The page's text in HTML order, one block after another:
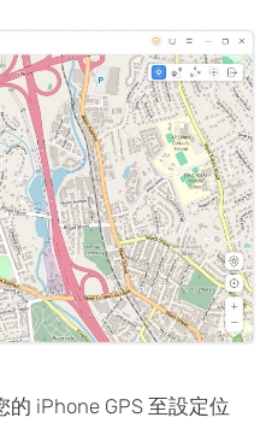
iPhone GPS 至設定位